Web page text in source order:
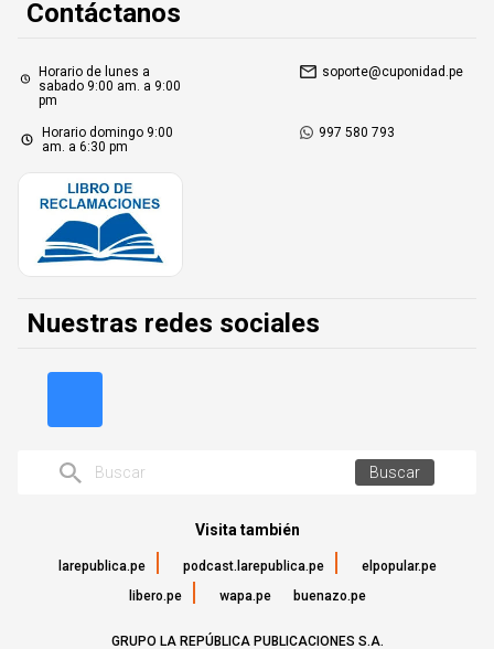
Contáctanos
Horario de lunes a
sabado 9:00 am. a 9:00
pm
soporte@cuponidad.pe
Horario domingo 9:00
am. a 6:30 pm
997 580 793
Nuestras redes sociales
Buscar
Visita también
larepublica.pe podcast.larepublica.pe
elpopular.pe
libero.pe
wapa.pe buenazo.pe
GRUPO LA REPÚBLICA PUBLICACIONES S.A.